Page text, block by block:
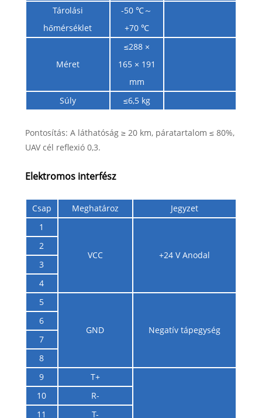
Tárolási
hőmérséklet
-50 ℃～
+70 ℃
Méret
≤288 ×
165 × 191
mm
Súly
≤6,5 kg
Pontosítás: A láthatóság ≥ 20 km, páratartalom ≤ 80%,
UAV cél reflexió 0,3.
Elektromos interfész
Csap Meghatároz
Jegyzet
1
VCC +24 V Anodal
2
3
4
5
GND Negatív tápegység
6
7
8
9
T+
10
R-
11
T-